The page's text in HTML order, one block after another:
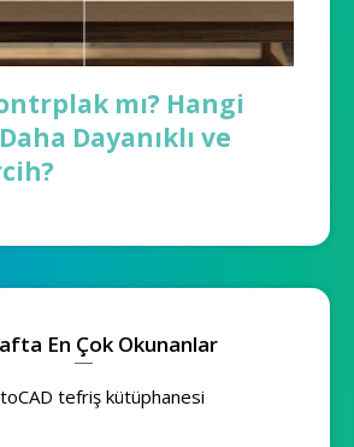
mı? Hangi
Dayanıklı ve
En Çok Okunanlar
tefriş kütüphanesi